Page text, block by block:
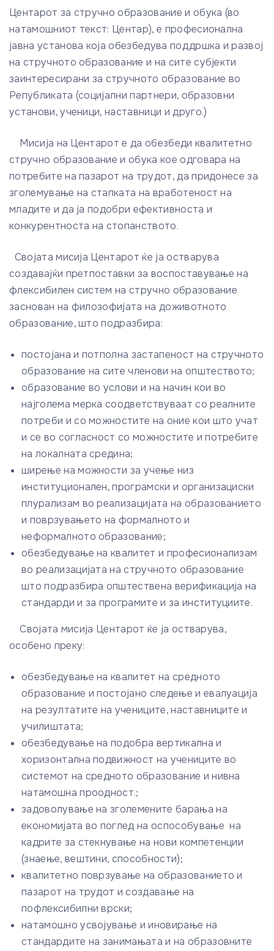
Центарот за стручно образование и обука (во
натамошниот текст: Центар), е професионална
јавна установа која обезбедува поддршка и развој
на стручното образование и на сите субјекти
заинтересирани за стручното образование во
Републиката (социјални партнери, образовни
установи, ученици, наставници и друго.)
Мисија на Центарот е да обезбеди квалитетно
стручно образование и обука кое одговара на
потребите на пазарот на трудот, да придонесе за
зголемување на стапката на вработеност на
младите и да ја подобри ефективноста и
конкурентноста на стопанството.
Својата мисија Центарот ќе ја остварува
создавајќи претпоставки за воспоставување на
флексибилен систем на стручно образование
заснован на филозофијата на доживотното
образование, што подразбира:
постојана и потполна застапеност на стручното
образование на сите членови на општеството;
образование во услови и на начин кои во
најголема мерка соодветствуваат со реалните
потреби и со можностите на оние кои што учат
и се во согласност со можностите и потребите
на локалната средина;
ширење на можности за учење низ
институционален, програмски и организациски
плурализам во реализацијата на образованието
и поврзувањето на формалното и
неформалното образование;
обезбедување на квалитет и професионализам
во реализацијата на стручното образование
што подразбира општествена верификација на
стандарди и за програмите и за институциите.
Својата мисија Центарот ќе ја остварува,
особено преку:
обезбедување на квалитет на средното
образование и постојано следење и евалуација
на резултатите на учениците, наставниците и
училиштата;
обезбедување на подобра вертикална и
хоризонтална подвижност на учениците во
системот на средното образование и нивна
натамошна проодност.;
задоволување на зголемените барања на
економијата во поглед на оспособување на
кадрите за стекнување на нови компетенции
(знаење, вештини, способности);
квалитетно поврзување на образованието и
пазарот на трудот и создавање на
пофлексибилни врски;
натамошно усвојување и иновирање на
стандардите на занимањата и на образовните